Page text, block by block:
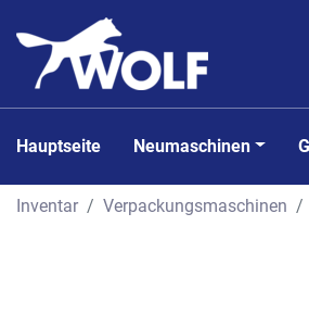
Hauptseite Neumaschinen
Inventar Verpackungsmaschinen